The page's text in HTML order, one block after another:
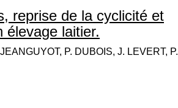
reprise de la cyclicité et
élevage laitier.
P. DUBOIS, J. LEVERT, P.